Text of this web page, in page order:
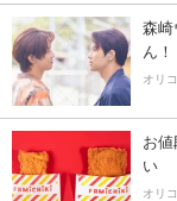
森崎
ん！
オリ
お
い
オリ